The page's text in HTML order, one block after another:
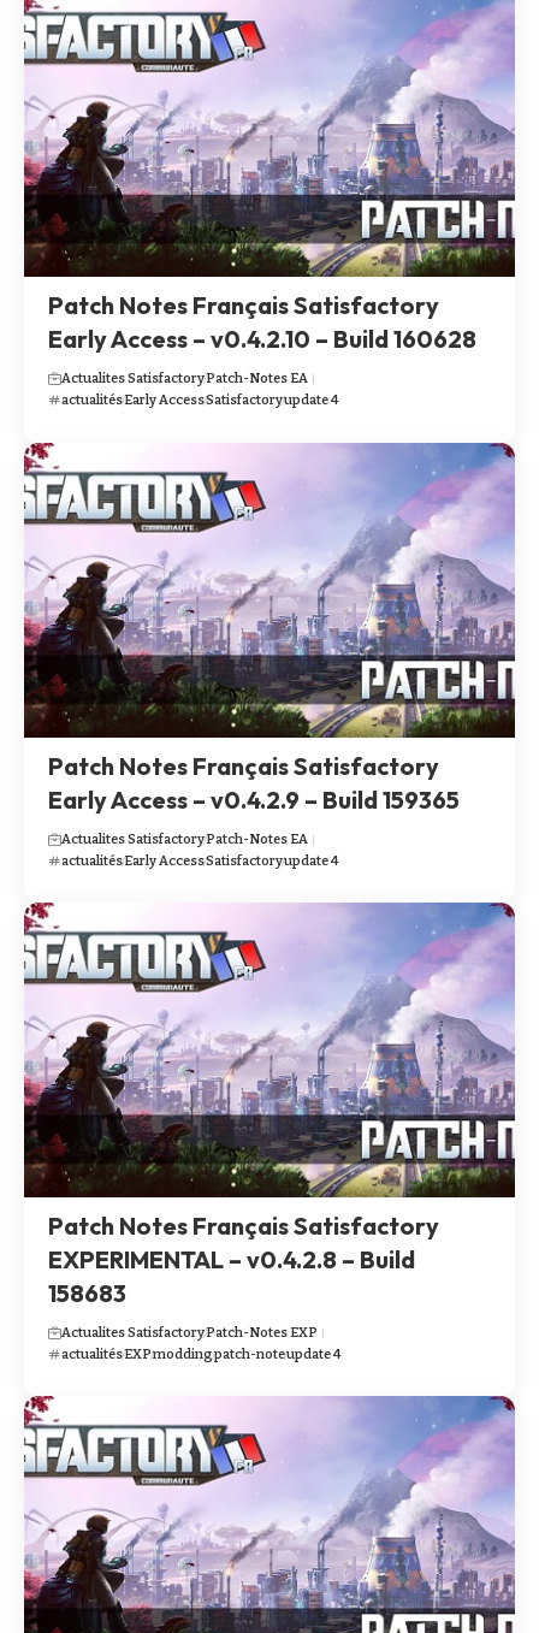
Patch Notes Français Satisfactory
Early Access – v0.4.2.10 – Build 160628
Actualites SatisfactoryPatch-Notes EA
actualitésEarly AccessSatisfactoryupdate 4
Patch Notes Français Satisfactory
Early Access – v0.4.2.9 – Build 159365
Actualites SatisfactoryPatch-Notes EA
actualitésEarly AccessSatisfactoryupdate 4
Patch Notes Français Satisfactory
EXPERIMENTAL – v0.4.2.8 – Build
158683
Actualites SatisfactoryPatch-Notes EXP
actualitésEXPmoddingpatch-noteupdate 4